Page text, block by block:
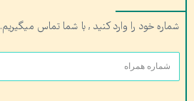
شماره خود را وارد کنید , با شما تماس میگیریم.